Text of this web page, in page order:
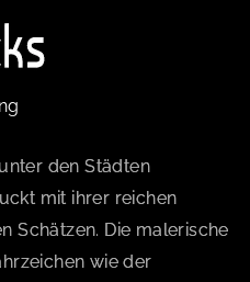
den Städten
mit ihrer reichen
Schätzen. Die malerische
wie der